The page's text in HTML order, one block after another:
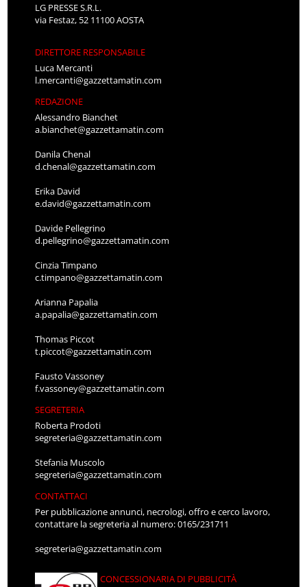
LG PRESSE S.R.L.
via Festaz, 52 11100 AOSTA
DIRETTORE RESPONSABILE
Luca Mercanti
l.mercanti@gazzettamatin.com
REDAZIONE
Alessandro Bianchet
a.bianchet@gazzettamatin.com
Danila Chenal
d.chenal@gazzettamatin.com
Erika David
e.david@gazzettamatin.com
Davide Pellegrino
d.pellegrino@gazzettamatin.com
Cinzia Timpano
c.timpano@gazzettamatin.com
Arianna Papalia
a.papalia@gazzettamatin.com
Thomas Piccot
t.piccot@gazzettamatin.com
Fausto Vassoney
f.vassoney@gazzettamatin.com
SEGRETERIA
Roberta Prodoti
segreteria@gazzettamatin.com
Stefania Muscolo
segreteria@gazzettamatin.com
CONTATTACI
Per pubblicazione annunci, necrologi, offro e cerco lavoro,
contattare la segreteria al numero: 0165/231711
segreteria@gazzettamatin.com
CONCESSIONARIA DI PUBBLICITÀ